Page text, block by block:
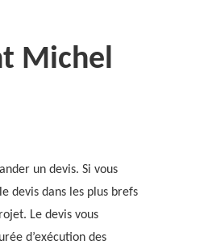
Michel
un devis. Si vous
devis dans les plus brefs
Le devis vous
d’exécution des